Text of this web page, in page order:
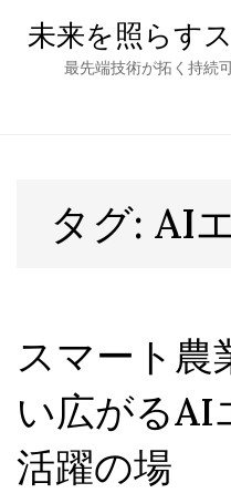
未来を照らす
最先端技術が拓く持続
タグ: AI
スマート農
い広がるAI
活躍の場